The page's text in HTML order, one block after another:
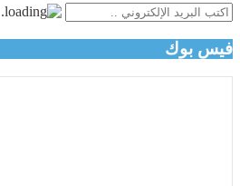
فيس بوك